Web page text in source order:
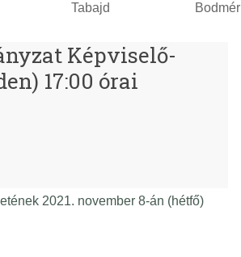
Tabajd Bodmér
Képviselő-
17:00 órai
2021. november 8-án (hétfő)